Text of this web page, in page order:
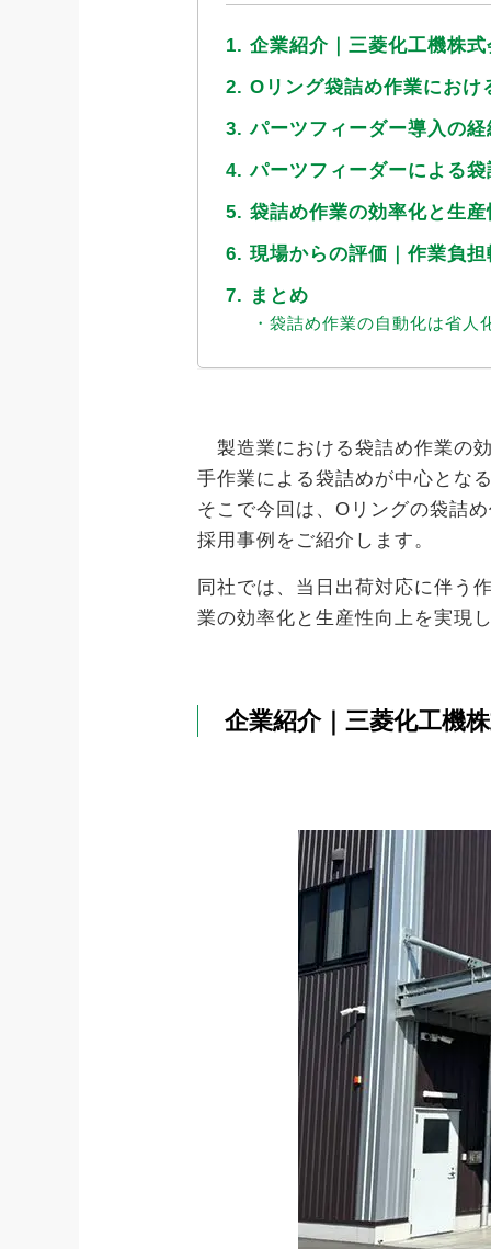
1. 企業紹介｜三菱化工機株
2. Oリング袋詰め作業におけ
3. パーツフィーダー導入の
4. パーツフィーダーによる
5. 袋詰め作業の効率化と生
6. 現場からの評価｜作業負
7. まとめ
・袋詰め作業の自動化は省人
製造業における袋詰め作業の
手作業による袋詰めが中心とな
そこで今回は、Oリングの袋詰
採用事例をご紹介します。
同社では、当日出荷対応に伴う
業の効率化と生産性向上を実現
企業紹介｜三菱化工機